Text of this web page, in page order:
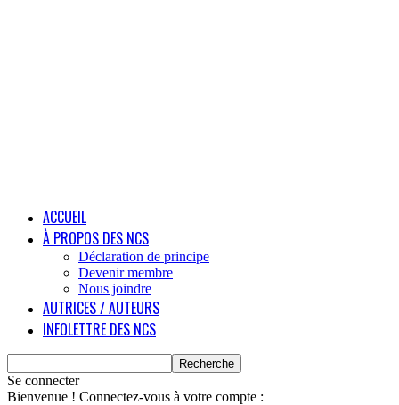
ACCUEIL
À PROPOS DES NCS
Déclaration de principe
Devenir membre
Nous joindre
AUTRICES / AUTEURS
INFOLETTRE DES NCS
Se connecter
Bienvenue ! Connectez-vous à votre compte :